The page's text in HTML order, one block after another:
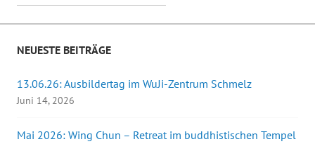
NEUESTE BEITRÄGE
13.06.26: Ausbildertag im WuJi-Zentrum Schmelz
Juni 14, 2026
Mai 2026: Wing Chun – Retreat im buddhistischen Tempel